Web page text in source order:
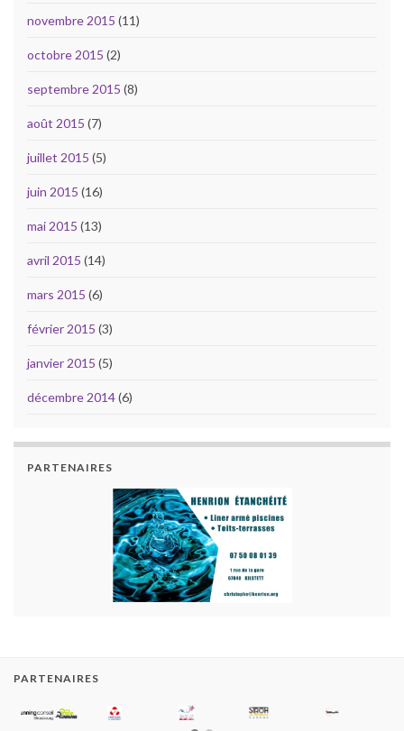
novembre 2015 (11)
octobre 2015 (2)
septembre 2015 (8)
août 2015 (7)
juillet 2015 (5)
juin 2015 (16)
mai 2015 (13)
avril 2015 (14)
mars 2015 (6)
février 2015 (3)
janvier 2015 (5)
décembre 2014(6)
PARTENAIRES